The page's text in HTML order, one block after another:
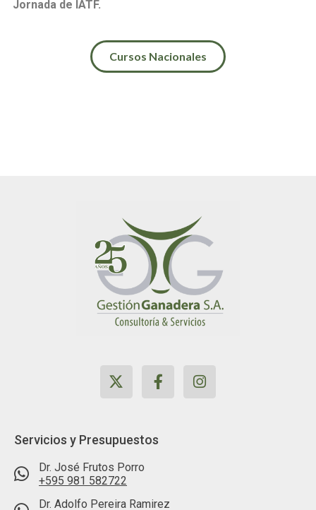
Jornada de IATF.
Cursos Nacionales
Servicios y Presupuestos
⁠Dr. José Frutos Porro
+595 981 582722
Dr. Adolfo Pereira Ramirez